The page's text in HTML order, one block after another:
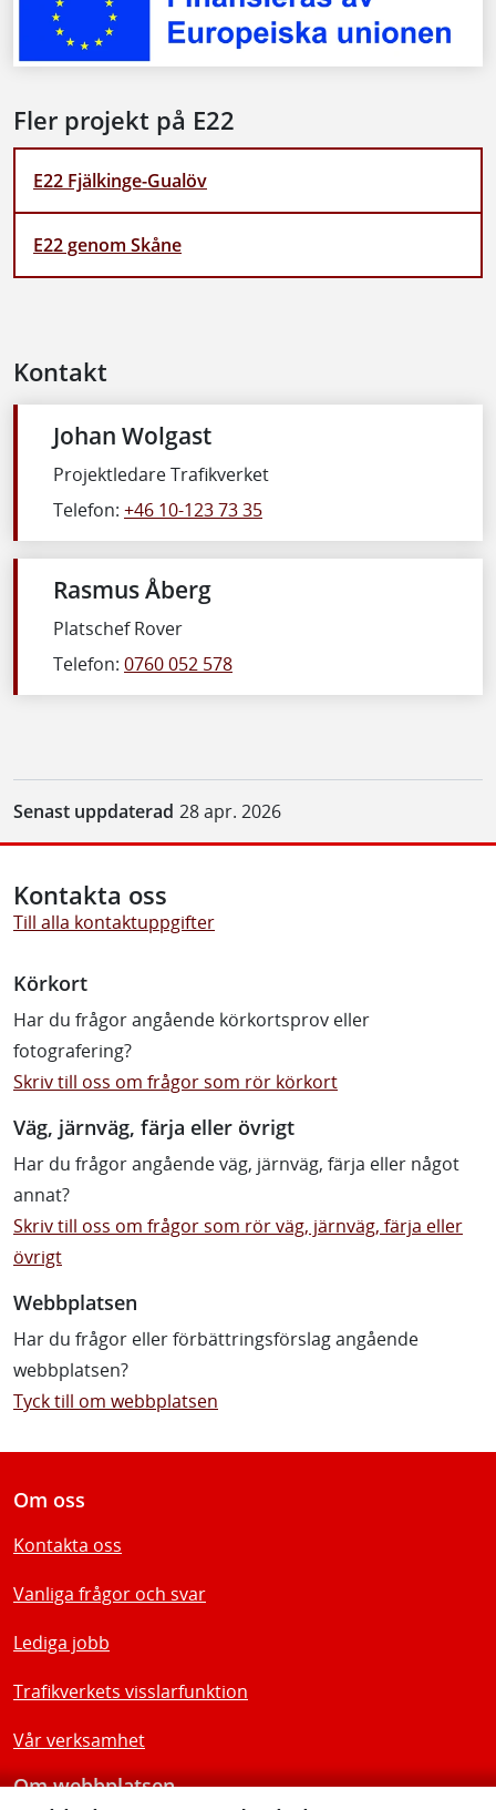
Fler projekt på E22
E22 Fjälkinge-Gualöv
E22 genom Skåne
Kontakt
Johan Wolgast
Projektledare Trafikverket
Telefon: +46 10-123 73 35
Rasmus Åberg
Platschef Rover
Telefon: 0760 052 578
Senast uppdaterad 28 apr. 2026
Kontakta oss
Till alla kontaktuppgifter
Körkort
Har du frågor angående körkortsprov eller
fotografering?
Skriv till oss om frågor som rör körkort
Väg, järnväg, färja eller övrigt
Har du frågor angående väg, järnväg, färja eller något
annat?
Skriv till oss om frågor som rör väg, järnväg, färja eller
övrigt
Webbplatsen
Har du frågor eller förbättringsförslag angående
webbplatsen?
Tyck till om webbplatsen
Om oss
Kontakta oss
Vanliga frågor och svar
Lediga jobb
Trafikverkets visslarfunktion
Vår verksamhet
Om webbplatsen